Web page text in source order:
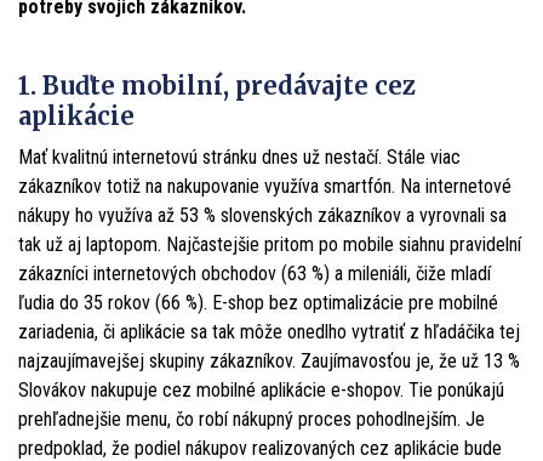
potreby svojich zákazníkov.
1. Buďte mobilní, predávajte cez
aplikácie
Mať kvalitnú internetovú stránku dnes už nestačí. Stále viac
zákazníkov totiž na nakupovanie využíva smartfón. Na internetové
nákupy ho využíva až 53 % slovenských zákazníkov a vyrovnali sa
tak už aj laptopom. Najčastejšie pritom po mobile siahnu pravidelní
zákazníci internetových obchodov (63 %) a mileniáli, čiže mladí
ľudia do 35 rokov (66 %). E-shop bez optimalizácie pre mobilné
zariadenia, či aplikácie sa tak môže onedlho vytratiť z hľadáčika tej
najzaujímavejšej skupiny zákazníkov. Zaujímavosťou je, že už 13 %
Slovákov nakupuje cez mobilné aplikácie e-shopov. Tie ponúkajú
prehľadnejšie menu, čo robí nákupný proces pohodlnejším. Je
predpoklad, že podiel nákupov realizovaných cez aplikácie bude